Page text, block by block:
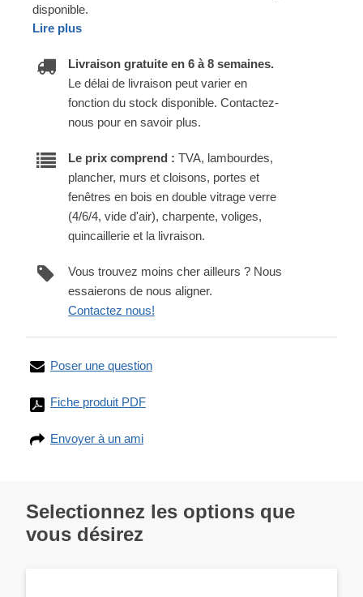
disponible.
Lire plus
Livraison gratuite en 6 à 8 semaines.
Le délai de livraison peut varier en
fonction du stock disponible. Contactez-
nous pour en savoir plus.
Le prix comprend : TVA, lambourdes,
plancher, murs et cloisons, portes et
fenêtres en bois en double vitrage verre
(4/6/4, vide d'air), charpente, voliges,
quincaillerie et la livraison.
Vous trouvez moins cher ailleurs ? Nous
essaierons de nous aligner.
Contactez nous!
Poser une question
Fiche produit PDF
Envoyer à un ami
Selectionnez les options que
vous désirez